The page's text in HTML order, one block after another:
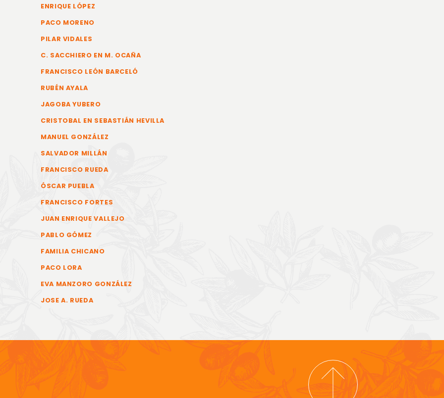
ENRIQUE LÓPEZ
PACO MORENO
PILAR VIDALES
C. SACCHIERO EN M. OCAÑA
FRANCISCO LEÓN BARCELÓ
RUBÉN AYALA
JAGOBA YUBERO
CRISTOBAL EN SEBASTIÁN HEVILLA
MANUEL GONZÁLEZ
SALVADOR MILLÁN
FRANCISCO RUEDA
ÓSCAR PUEBLA
FRANCISCO FORTES
JUAN ENRIQUE VALLEJO
PABLO GÓMEZ
FAMILIA CHICANO
PACO LORA
EVA MANZORO GONZÁLEZ
JOSE A. RUEDA